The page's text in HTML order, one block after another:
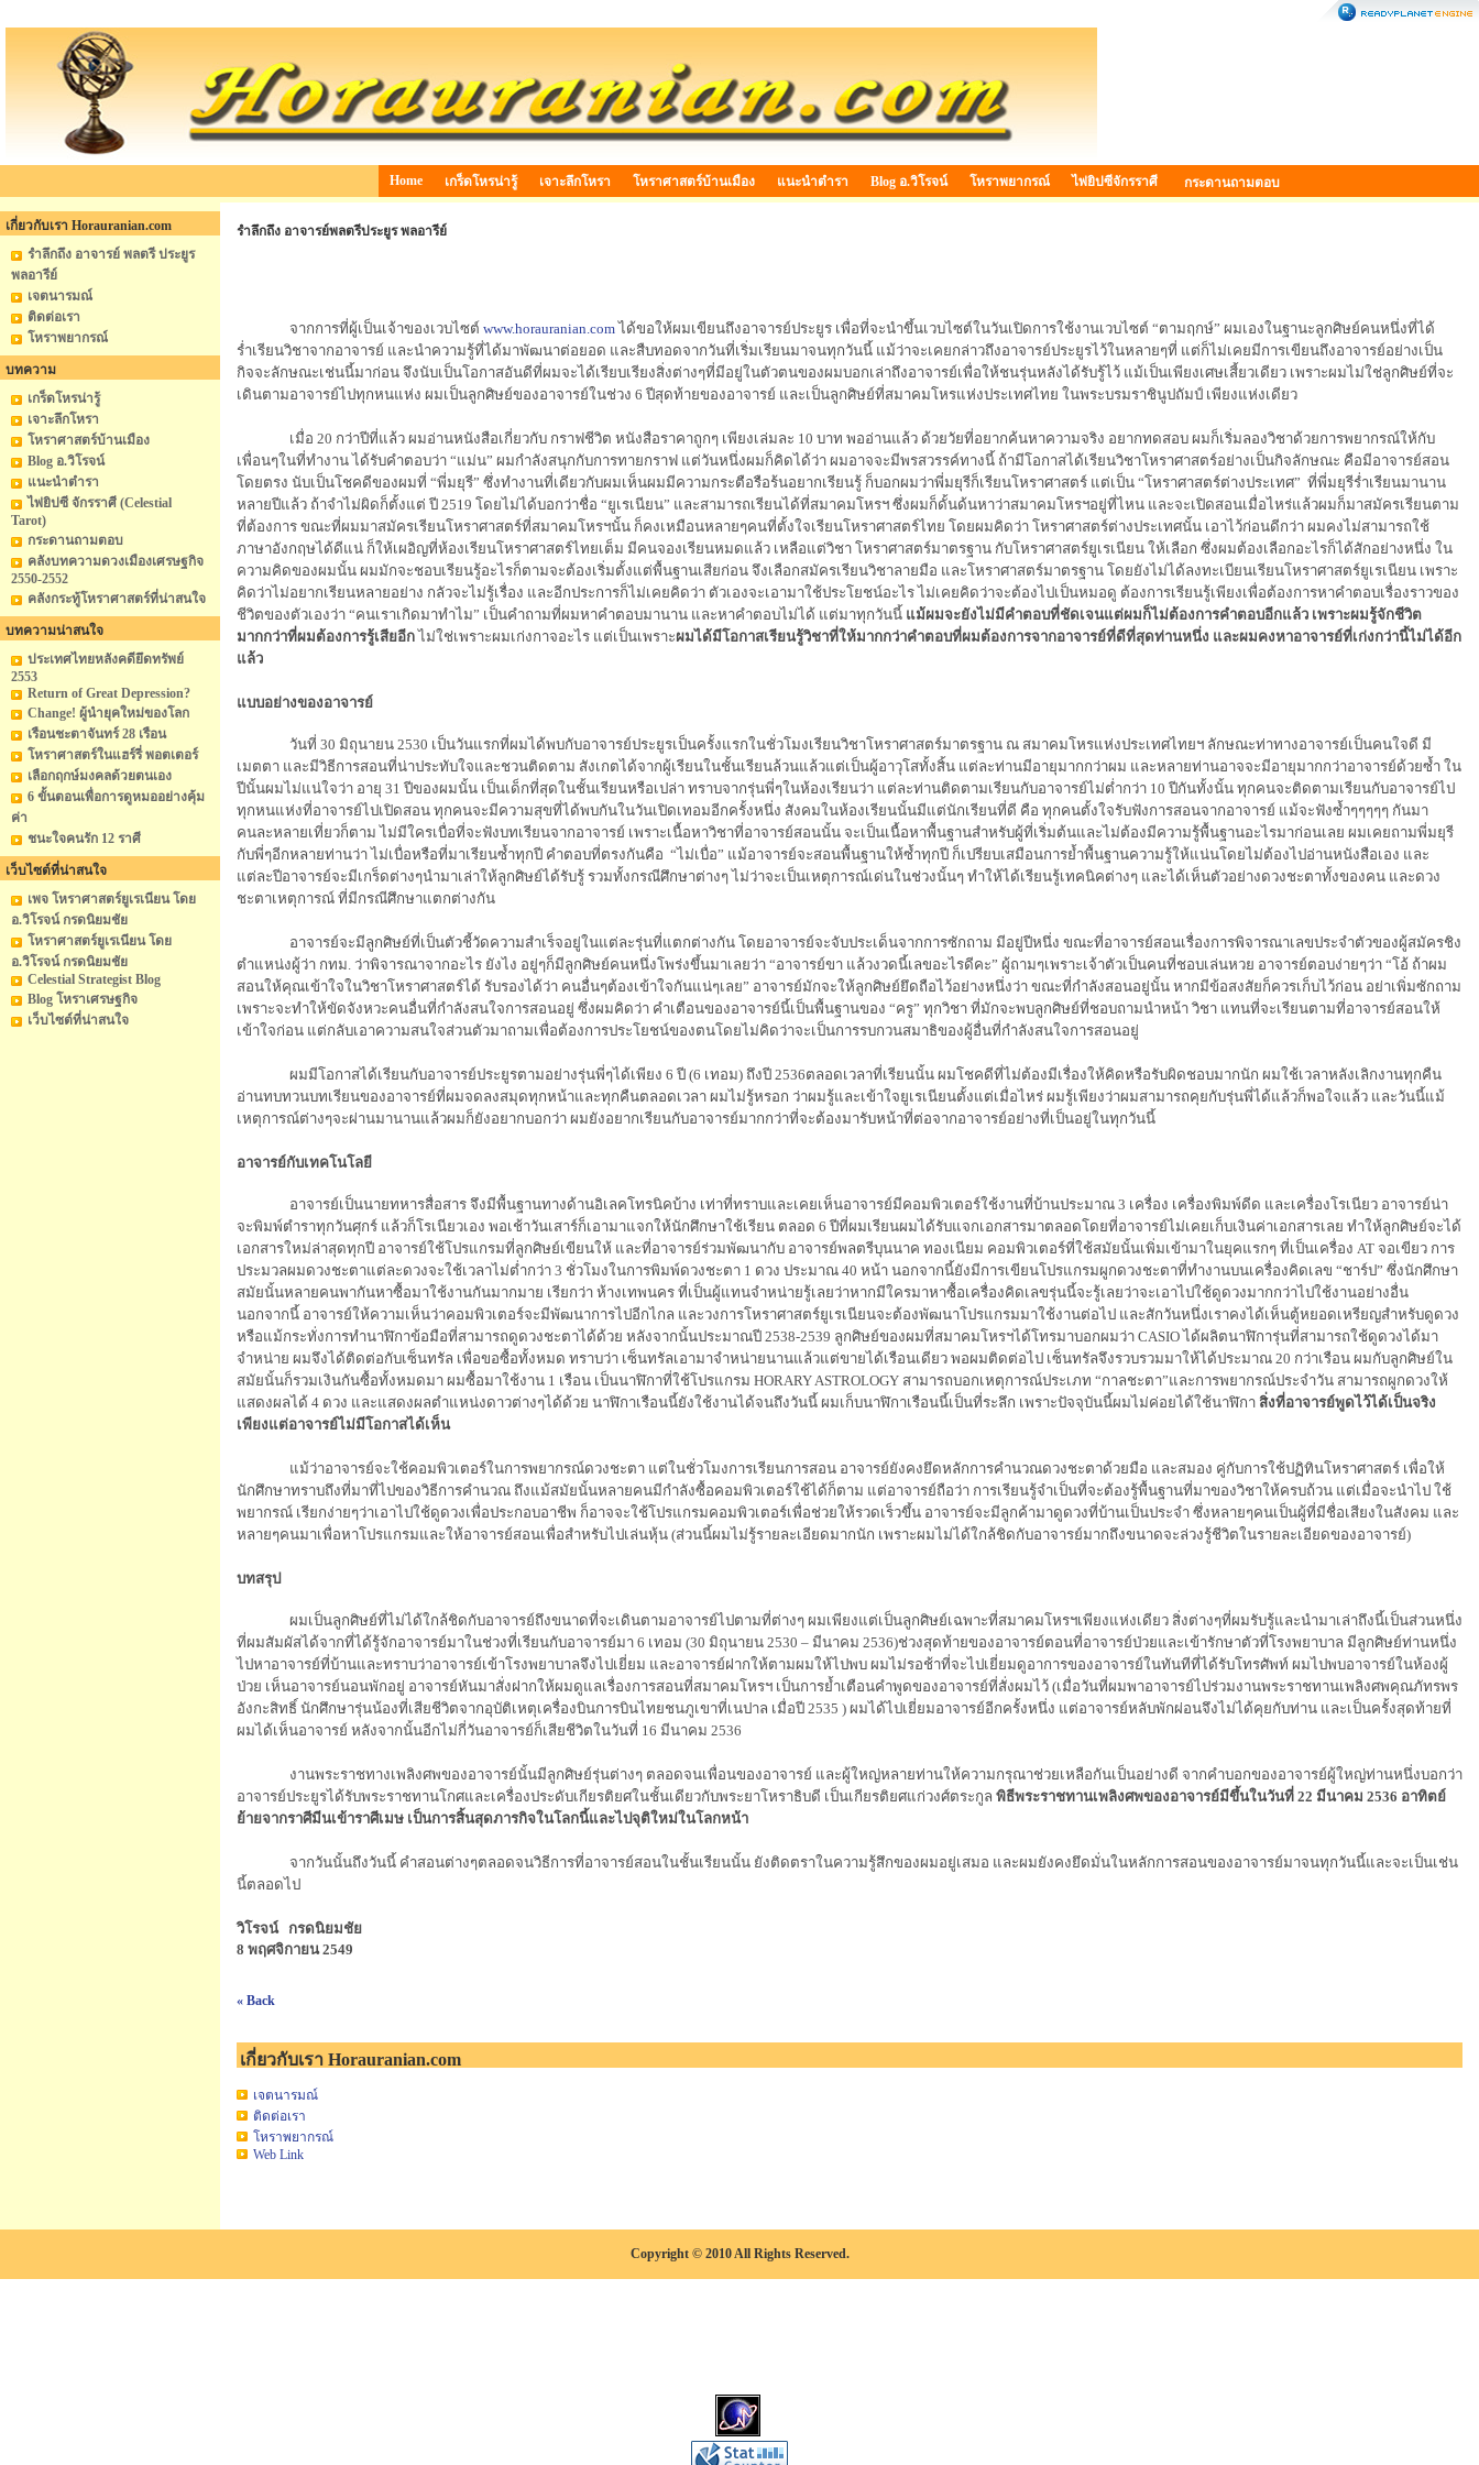
Home เกร็ดโหรน่ารู้ เจาะลึกโหรา โหราศาสตร์บ้านเมือง แนะนำตำรา Blog อ.วิโรจน์ โหราพยากรณ์ ไพ่ยิปซีจักรราศี กระดานถามตอบ
เกี่ยวกับเรา Horauranian.com
รำลึกถึง อาจารย์ พลตรี ประยูร
พลอารีย์
เจตนารมณ์
ติดต่อเรา
โหราพยากรณ์
บทความ
เกร็ดโหรน่ารู้
เจาะลึกโหรา
โหราศาสตร์บ้านเมือง
Blog อ.วิโรจน์
แนะนำตำรา
ไพ่ยิปซี จักรราศี (Celestial
Tarot)
กระดานถามตอบ
คลังบทความดวงเมืองเศรษฐกิจ
2550-2552
คลังกระทู้โหราศาสตร์ที่น่าสนใจ
บทความน่าสนใจ
ประเทศไทยหลังคดียึดทรัพย์
2553
Return of Great Depression?
Change! ผู้นำยุคใหม่ของโลก
เรือนชะตาจันทร์ 28 เรือน
โหราศาสตร์ในแฮร์รี่ พอตเตอร์
เลือกฤกษ์มงคลด้วยตนเอง
6 ขั้นตอนเพื่อการดูหมออย่างคุ้ม
ค่า
ชนะใจคนรัก 12 ราศี
เว็บไซต์ที่น่าสนใจ
เพจ โหราศาสตร์ยูเรเนียน โดย
อ.วิโรจน์ กรดนิยมชัย
โหราศาสตร์ยูเรเนียน โดย
อ.วิโรจน์ กรดนิยมชัย
Celestial Strategist Blog
Blog โหราเศรษฐกิจ
เว็บไซต์ที่น่าสนใจ
รำลึกถึง อาจารย์พลตรีประยูร พลอารีย์
จากการที่ผู้เป็นเจ้าของเวบไซต์ www.horauranian.com ได้ขอให้ผมเขียนถึงอาจารย์ประยูร เพื่อที่จะนำขึ้นเวบไซต์ในวันเปิดการใช้งานเวบไซต์ “ตามฤกษ์” ผมเองในฐานะลูกศิษย์คนหนึ่งที่ได้
ร่ำเรียนวิชาจากอาจารย์ และนำความรู้ที่ได้มาพัฒนาต่อยอด และสืบทอดจากวันที่เริ่มเรียนมาจนทุกวันนี้ แม้ว่าจะเคยกล่าวถึงอาจารย์ประยูรไว้ในหลายๆที่ แต่ก็ไม่เคยมีการเขียนถึงอาจารย์อย่างเป็น
กิจจะลักษณะเช่นนี้มาก่อน จึงนับเป็นโอกาสอันดีที่ผมจะได้เรียบเรียงสิ่งต่างๆที่มีอยู่ในตัวตนของผมบอกเล่าถึงอาจารย์เพื่อให้ชนรุ่นหลังได้รับรู้ไว้ แม้เป็นเพียงเศษเสี้ยวเดียว เพราะผมไม่ใช่ลูกศิษย์ที่จะ
เดินตามอาจารย์ไปทุกหนแห่ง ผมเป็นลูกศิษย์ของอาจารย์ในช่วง 6 ปีสุดท้ายของอาจารย์ และเป็นลูกศิษย์ที่สมาคมโหรแห่งประเทศไทย ในพระบรมราชินูปถัมป์ เพียงแห่งเดียว
เมื่อ 20 กว่าปีที่แล้ว ผมอ่านหนังสือเกี่ยวกับ กราฟชีวิต หนังสือราคาถูกๆ เพียงเล่มละ 10 บาท พออ่านแล้ว ด้วยวัยที่อยากค้นหาความจริง อยากทดสอบ ผมก็เริ่มลองวิชาด้วยการพยากรณ์ให้กับ
เพื่อนๆในที่ทำงาน ได้รับคำตอบว่า “แม่น” ผมกำลังสนุกกับการทายกราฟ แต่วันหนึ่งผมก็คิดได้ว่า ผมอาจจะมีพรสวรรค์ทางนี้ ถ้ามีโอกาสได้เรียนวิชาโหราศาสตร์อย่างเป็นกิจลักษณะ คือมีอาจารย์สอน
โดยตรง นับเป็นโชคดีของผมที่ “พี่มยุรี” ซึ่งทำงานที่เดียวกับผมเห็นผมมีความกระตือรือร้นอยากเรียนรู้ ก็บอกผมว่าพี่มยุรีก็เรียนโหราศาสตร์ แต่เป็น “โหราศาสตร์ต่างประเทศ” ที่พี่มยุรีร่ำเรียนมานาน
หลายปีแล้ว ถ้าจำไม่ผิดก็ตั้งแต่ ปี 2519 โดยไม่ได้บอกว่าชื่อ “ยูเรเนียน” และสามารถเรียนได้ที่สมาคมโหรฯ ซึ่งผมก็ดั้นด้นหาว่าสมาคมโหรฯอยู่ที่ไหน และจะเปิดสอนเมื่อไหร่แล้วผมก็มาสมัครเรียนตาม
ที่ต้องการ ขณะที่ผมมาสมัครเรียนโหราศาสตร์ที่สมาคมโหรฯนั้น ก็คงเหมือนหลายๆคนที่ตั้งใจเรียนโหราศาสตร์ไทย โดยผมคิดว่า โหราศาสตร์ต่างประเทศนั้น เอาไว้ก่อนดีกว่า ผมคงไม่สามารถใช้
ภาษาอังกฤษได้ดีแน่ ก็ให้เผอิญที่ห้องเรียนโหราศาสตร์ไทยเต็ม มีคนจองเรียนหมดแล้ว เหลือแต่วิชา โหราศาสตร์มาตรฐาน กับโหราศาสตร์ยูเรเนียน ให้เลือก ซึ่งผมต้องเลือกอะไรก็ได้สักอย่างหนึ่ง ใน
ความคิดของผมนั้น ผมมักจะชอบเรียนรู้อะไรก็ตามจะต้องเริ่มตั้งแต่พื้นฐานเสียก่อน จึงเลือกสมัครเรียนวิชาลายมือ และโหราศาสตร์มาตรฐาน โดยยังไม่ได้ลงทะเบียนเรียนโหราศาสตร์ยูเรเนียน เพราะ
คิดว่าไม่อยากเรียนหลายอย่าง กลัวจะไม่รู้เรื่อง และอีกประการก็ไม่เคยคิดว่า ตัวเองจะเอามาใช้ประโยชน์อะไร ไม่เคยคิดว่าจะต้องไปเป็นหมอดู ต้องการเรียนรู้เพียงเพื่อต้องการหาคำตอบเรื่องราวของ
ชีวิตของตัวเองว่า “คนเราเกิดมาทำไม” เป็นคำถามที่ผมหาคำตอบมานาน และหาคำตอบไม่ได้ แต่มาทุกวันนี้ แม้ผมจะยังไม่มีคำตอบที่ชัดเจนแต่ผมก็ไม่ต้องการคำตอบอีกแล้ว เพราะผมรู้จักชีวิต
มากกว่าที่ผมต้องการรู้เสียอีก ไม่ใช่เพราะผมเก่งกาจอะไร แต่เป็นเพราะผมได้มีโอกาสเรียนรู้วิชาที่ให้มากกว่าคำตอบที่ผมต้องการจากอาจารย์ที่ดีที่สุดท่านหนึ่ง และผมคงหาอาจารย์ที่เก่งกว่านี้ไม่ได้อีก
แล้ว
แบบอย่างของอาจารย์
วันที่ 30 มิถุนายน 2530 เป็นวันแรกที่ผมได้พบกับอาจารย์ประยูรเป็นครั้งแรกในชั่วโมงเรียนวิชาโหราศาสตร์มาตรฐาน ณ สมาคมโหรแห่งประเทศไทยฯ ลักษณะท่าทางอาจารย์เป็นคนใจดี มี
เมตตา และมีวิธีการสอนที่น่าประทับใจและชวนติดตาม สังเกตได้จากผู้เรียนในชั้นเรียนล้วนแล้วแต่เป็นผู้อาวุโสทั้งสิ้น แต่ละท่านมีอายุมากกว่าผม และหลายท่านอาจจะมีอายุมากกว่าอาจารย์ด้วยซ้ำ ใน
ปีนั้นผมไม่แน่ใจว่า อายุ 31 ปีของผมนั้น เป็นเด็กที่สุดในชั้นเรียนหรือเปล่า ทราบจากรุ่นพี่ๆในห้องเรียนว่า แต่ละท่านติดตามเรียนกับอาจารย์ไม่ต่ำกว่า 10 ปีกันทั้งนั้น ทุกคนจะติดตามเรียนกับอาจารย์ไป
ทุกหนแห่งที่อาจารย์ไปเปิดสอน ทุกคนจะมีความสุขที่ได้พบกันในวันเปิดเทอมอีกครั้งหนึ่ง สังคมในห้องเรียนนั้นมีแต่นักเรียนที่ดี คือ ทุกคนตั้งใจรับฟังการสอนจากอาจารย์ แม้จะฟังซ้ำๆๆๆๆๆ กันมา
คนละหลายเที่ยวก็ตาม ไม่มีใครเบื่อที่จะฟังบทเรียนจากอาจารย์ เพราะเนื้อหาวิชาที่อาจารย์สอนนั้น จะเป็นเนื้อหาพื้นฐานสำหรับผู้ที่เริ่มต้นและไม่ต้องมีความรู้พื้นฐานอะไรมาก่อนเลย ผมเคยถามพี่มยุรี
กับพี่ๆอีกหลายท่านว่า ไม่เบื่อหรือที่มาเรียนซ้ำทุกปี คำตอบที่ตรงกันคือ “ไม่เบื่อ” แม้อาจารย์จะสอนพื้นฐานให้ซ้ำทุกปี ก็เปรียบเสมือนการย้ำพื้นฐานความรู้ให้แน่นโดยไม่ต้องไปอ่านหนังสือเอง และ
แต่ละปีอาจารย์จะมีเกร็ดต่างๆนำมาเล่าให้ลูกศิษย์ได้รับรู้ รวมทั้งกรณีศึกษาต่างๆ ไม่ว่าจะเป็นเหตุการณ์เด่นในช่วงนั้นๆ ทำให้ได้เรียนรู้เทคนิคต่างๆ และได้เห็นตัวอย่างดวงชะตาทั้งของคน และดวง
ชะตาเหตุการณ์ ที่มีกรณีศึกษาแตกต่างกัน
อาจารย์จะมีลูกศิษย์ที่เป็นตัวชี้วัดความสำเร็จอยู่ในแต่ละรุ่นที่แตกต่างกัน โดยอาจารย์จะจับประเด็นจากการซักถาม มีอยู่ปีหนึ่ง ขณะที่อาจารย์สอนเรื่องการพิจารณาเลขประจำตัวของผู้สมัครชิง
ตำแหน่งผู้ว่า กทม. ว่าพิจารณาจากอะไร ยังไง อยู่ๆก็มีลูกศิษย์คนหนึ่งโพร่งขึ้นมาเลยว่า “อาจารย์ขา แล้วงวดนี้เลขอะไรดีคะ” ผู้ถามๆเพราะเจ้าตัวเป็นคนที่ชอบเล่นหวย อาจารย์ตอบง่ายๆว่า “โอ้ ถ้าผม
สอนให้คุณเข้าใจในวิชาโหราศาสตร์ได้ รับรองได้ว่า คนอื่นๆต้องเข้าใจกันแน่ๆเลย” อาจารย์มักจะให้ลูกศิษย์ยึดถือไว้อย่างหนึ่งว่า ขณะที่กำลังสอนอยู่นั้น หากมีข้อสงสัยก็ควรเก็บไว้ก่อน อย่าเพิ่มซักถาม
เพราะจะทำให้ขัดจังหวะคนอื่นที่กำลังสนใจการสอนอยู่ ซึ่งผมคิดว่า คำเตือนของอาจารย์นี้เป็นพื้นฐานของ “ครู” ทุกวิชา ที่มักจะพบลูกศิษย์ที่ชอบถามนำหน้า วิชา แทนที่จะเรียนตามที่อาจารย์สอนให้
เข้าใจก่อน แต่กลับเอาความสนใจส่วนตัวมาถามเพื่อต้องการประโยชน์ของตนโดยไม่คิดว่าจะเป็นการรบกวนสมาธิของผู้อื่นที่กำลังสนใจการสอนอยู่
ผมมีโอกาสได้เรียนกับอาจารย์ประยูรตามอย่างรุ่นพี่ๆได้เพียง 6 ปี (6 เทอม) ถึงปี 2536ตลอดเวลาที่เรียนนั้น ผมโชคดีที่ไม่ต้องมีเรื่องให้คิดหรือรับผิดชอบมากนัก ผมใช้เวลาหลังเลิกงานทุกคืน
อ่านทบทวนบทเรียนของอาจารย์ที่ผมจดลงสมุดทุกหน้าและทุกคืนตลอดเวลา ผมไม่รู้หรอก ว่าผมรู้และเข้าใจยูเรเนียนตั้งแต่เมื่อไหร่ ผมรู้เพียงว่าผมสามารถคุยกับรุ่นพี่ได้แล้วก็พอใจแล้ว และวันนี้แม้
เหตุการณ์ต่างๆจะผ่านมานานแล้วผมก็ยังอยากบอกว่า ผมยังอยากเรียนกับอาจารย์มากกว่าที่จะต้องมารับหน้าที่ต่อจากอาจารย์อย่างที่เป็นอยู่ในทุกวันนี้
อาจารย์กับเทคโนโลยี
อาจารย์เป็นนายทหารสื่อสาร จึงมีพื้นฐานทางด้านอิเลคโทรนิคบ้าง เท่าที่ทราบและเคยเห็นอาจารย์มีคอมพิวเตอร์ใช้งานที่บ้านประมาณ 3 เครื่อง เครื่องพิมพ์ดีด และเครื่องโรเนียว อาจารย์น่า
จะพิมพ์ตำราทุกวันศุกร์ แล้วก็โรเนียวเอง พอเช้าวันเสาร์ก็เอามาแจกให้นักศึกษาใช้เรียน ตลอด 6 ปีที่ผมเรียนผมได้รับแจกเอกสารมาตลอดโดยที่อาจารย์ไม่เคยเก็บเงินค่าเอกสารเลย ทำให้ลูกศิษย์จะได้
เอกสารใหม่ล่าสุดทุกปี อาจารย์ใช้โปรแกรมที่ลูกศิษย์เขียนให้ และที่อาจารย์ร่วมพัฒนากับ อาจารย์พลตรีบุนนาค ทองเนียม คอมพิวเตอร์ที่ใช้สมัยนั้นเพิ่มเข้ามาในยุคแรกๆ ที่เป็นเครื่อง AT จอเขียว การ
ประมวลผมดวงชะตาแต่ละดวงจะใช้เวลาไม่ต่ำกว่า 3 ชั่วโมงในการพิมพ์ดวงชะตา 1 ดวง ประมาณ 40 หน้า นอกจากนี้ยังมีการเขียนโปรแกรมผูกดวงชะตาที่ทำงานบนเครื่องคิดเลข “ชาร์ป” ซึ่งนักศึกษา
สมัยนั้นหลายคนพากันหาซื้อมาใช้งานกันมากมาย เรียกว่า ห้างเทพนคร ที่เป็นผู้แทนจำหน่ายรู้เลยว่าหากมีใครมาหาซื้อเครื่องคิดเลขรุ่นนี้จะรู้เลยว่าจะเอาไปใช้ดูดวงมากกว่าไปใช้งานอย่างอื่น
นอกจากนี้ อาจารย์ให้ความเห็นว่าคอมพิวเตอร์จะมีพัฒนาการไปอีกไกล และวงการโหราศาสตร์ยูเรเนียนจะต้องพัฒนาโปรแกรมมาใช้งานต่อไป และสักวันหนึ่งเราคงได้เห็นตู้หยอดเหรียญสำหรับดูดวง
หรือแม้กระทั่งการทำนาฬิกาข้อมือที่สามารถดูดวงชะตาได้ด้วย หลังจากนั้นประมาณปี 2538-2539 ลูกศิษย์ของผมที่สมาคมโหรฯได้โทรมาบอกผมว่า CASIO ได้ผลิตนาฬิการุ่นที่สามารถใช้ดูดวงได้มา
จำหน่าย ผมจึงได้ติดต่อกับเซ็นทรัล เพื่อขอซื้อทั้งหมด ทราบว่า เซ็นทรัลเอามาจำหน่ายนานแล้วแต่ขายได้เรือนเดียว พอผมติดต่อไป เซ็นทรัลจึงรวบรวมมาให้ได้ประมาณ 20 กว่าเรือน ผมกับลูกศิษย์ใน
สมัยนั้นก็รวมเงินกันซื้อทั้งหมดมา ผมซื้อมาใช้งาน 1 เรือน เป็นนาฬิกาที่ใช้โปรแกรม HORARY ASTROLOGY สามารถบอกเหตุการณ์ประเภท “กาลชะตา”และการพยากรณ์ประจำวัน สามารถผูกดวงให้
แสดงผลได้ 4 ดวง และแสดงผลตำแหน่งดาวต่างๆได้ด้วย นาฬิกาเรือนนี้ยังใช้งานได้จนถึงวันนี้ ผมเก็บนาฬิกาเรือนนี้เป็นที่ระลึก เพราะปัจจุบันนี้ผมไม่ค่อยได้ใช้นาฬิกา สิ่งที่อาจารย์พูดไว้ได้เป็นจริง
เพียงแต่อาจารย์ไม่มีโอกาสได้เห็น
แม้ว่าอาจารย์จะใช้คอมพิวเตอร์ในการพยากรณ์ดวงชะตา แต่ในชั่วโมงการเรียนการสอน อาจารย์ยังคงยึดหลักการคำนวณดวงชะตาด้วยมือ และสมอง คู่กับการใช้ปฏิทินโหราศาสตร์ เพื่อให้
นักศึกษาทราบถึงที่มาที่ไปของวิธีการคำนวณ ถึงแม้สมัยนั้นหลายคนมีกำลังซื้อคอมพิวเตอร์ใช้ได้ก็ตาม แต่อาจารย์ถือว่า การเรียนรู้จำเป็นที่จะต้องรู้พื้นฐานที่มาของวิชาให้ครบถ้วน แต่เมื่อจะนำไป ใช้
พยากรณ์ เรียกง่ายๆว่าเอาไปใช้ดูดวงเพื่อประกอบอาชีพ ก็อาจจะใช้โปรแกรมคอมพิวเตอร์เพื่อช่วยให้รวดเร็วขึ้น อาจารย์จะมีลูกค้ามาดูดวงที่บ้านเป็นประจำ ซึ่งหลายๆคนเป็นผู้ที่มีชื่อเสียงในสังคม และ
หลายๆคนมาเพื่อหาโปรแกรมและให้อาจารย์สอนเพื่อสำหรับไปเล่นหุ้น (ส่วนนี้ผมไม่รู้รายละเอียดมากนัก เพราะผมไม่ได้ใกล้ชิดกับอาจารย์มากถึงขนาดจะล่วงรู้ชีวิตในรายละเอียดของอาจารย์)
บทสรุป
ผมเป็นลูกศิษย์ที่ไม่ได้ใกล้ชิดกับอาจารย์ถึงขนาดที่จะเดินตามอาจารย์ไปตามที่ต่างๆ ผมเพียงแต่เป็นลูกศิษย์เฉพาะที่สมาคมโหรฯเพียงแห่งเดียว สิ่งต่างๆที่ผมรับรู้และนำมาเล่าถึงนี้เป็นส่วนหนึ่ง
ที่ผมสัมผัสได้จากที่ได้รู้จักอาจารย์มาในช่วงที่เรียนกับอาจารย์มา 6 เทอม (30 มิถุนายน 2530 – มีนาคม 2536)ช่วงสุดท้ายของอาจารย์ตอนที่อาจารย์ป่วยและเข้ารักษาตัวที่โรงพยาบาล มีลูกศิษย์ท่านหนึ่ง
ไปหาอาจารย์ที่บ้านและทราบว่าอาจารย์เข้าโรงพยาบาลจึงไปเยี่ยม และอาจารย์ฝากให้ตามผมให้ไปพบ ผมไม่รอช้าที่จะไปเยี่ยมดูอาการของอาจารย์ในทันทีที่ได้รับโทรศัพท์ ผมไปพบอาจารย์ในห้องผู้
ป่วย เห็นอาจารย์นอนพักอยู่ อาจารย์หันมาสั่งฝากให้ผมดูแลเรื่องการสอนที่สมาคมโหรฯ เป็นการย้ำเตือนคำพูดของอาจารย์ที่สั่งผมไว้ (เมื่อวันที่ผมพาอาจารย์ไปร่วมงานพระราชทานเพลิงศพคุณภัทรพร
อังกะสิทธิ์ นักศึกษารุ่นน้องที่เสียชีวิตจากอุบัติเหตุเครื่องบินการบินไทยชนภูเขาที่เนปาล เมื่อปี 2535 ) ผมได้ไปเยี่ยมอาจารย์อีกครั้งหนึ่ง แต่อาจารย์หลับพักผ่อนจึงไม่ได้คุยกับท่าน และเป็นครั้งสุดท้ายที่
ผมได้เห็นอาจารย์ หลังจากนั้นอีกไม่กี่วันอาจารย์ก็เสียชีวิตในวันที่ 16 มีนาคม 2536
งานพระราชทางเพลิงศพของอาจารย์นั้นมีลูกศิษย์รุ่นต่างๆ ตลอดจนเพื่อนของอาจารย์ และผู้ใหญ่หลายท่านให้ความกรุณาช่วยเหลือกันเป็นอย่างดี จากคำบอกของอาจารย์ผู้ใหญ่ท่านหนึ่งบอกว่า
อาจารย์ประยูรได้รับพระราชทานโกศและเครื่องประดับเกียรติยศในชั้นเดียวกับพระยาโหราธิบดี เป็นเกียรติยศแก่วงศ์ตระกูล พิธีพระราชทานเพลิงศพของอาจารย์มีขึ้นในวันที่ 22 มีนาคม 2536 อาทิตย์
ย้ายจากราศีมีนเข้าราศีเมษ เป็นการสิ้นสุดภารกิจในโลกนี้และไปจุติใหม่ในโลกหน้า
จากวันนั้นถึงวันนี้ คำสอนต่างๆตลอดจนวิธีการที่อาจารย์สอนในชั้นเรียนนั้น ยังติดตราในความรู้สึกของผมอยู่เสมอ และผมยังคงยึดมั่นในหลักการสอนของอาจารย์มาจนทุกวันนี้และจะเป็นเช่น
นี้ตลอดไป
วิโรจน์
กรดนิยมชัย
8 พฤศจิกายน 2549
« Back
เกี่ยวกับเรา Horauranian.com
เจตนารมณ์
ติดต่อเรา
โหราพยากรณ์
Web Link
Copyright © 2010 All Rights Reserved.